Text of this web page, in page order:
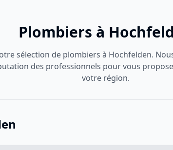
Plombiers à
sélection de plombiers à Hochfelden.
des professionnels pour vous
votre région.